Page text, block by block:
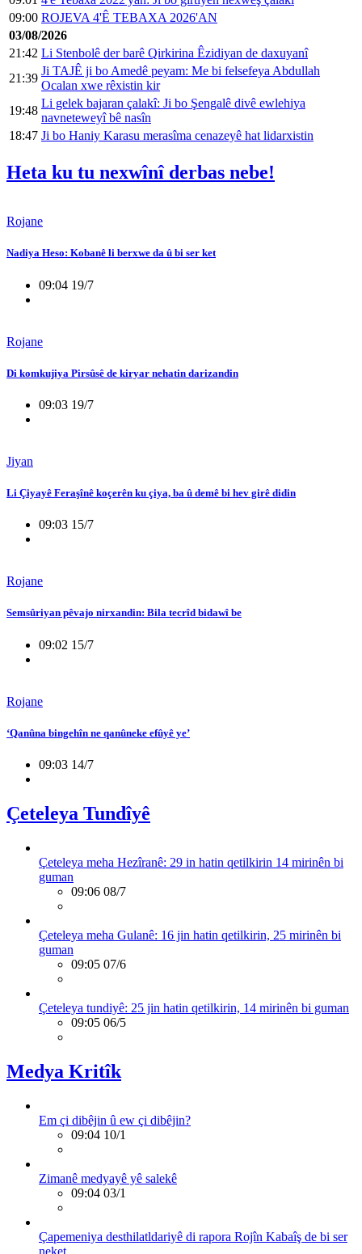
09:00 ROJEVA 4'Ê TEBAXA 2026'AN
03/08/2026
21:42 Li Stenbolê der barê Qirkirina Êzidiyan de daxuyanî
21:39
Ji TAJÊ ji bo Amedê peyam: Me bi felsefeya Abdullah
Ocalan xwe rêxistin kir
19:48
Li gelek bajaran çalakî: Ji bo Şengalê divê ewlehiya
navneteweyî bê nasîn
18:47 Ji bo Haniy Karasu merasîma cenazeyê hat lidarxistin
Heta ku tu nexwînî derbas nebe!
Rojane
Nadiya Heso: Kobanê li berxwe da û bi ser ket
09:04 19/7
Rojane
Di komkujiya Pirsûsê de kiryar nehatin darizandin
09:03 19/7
Jiyan
Li Çiyayê Feraşînê koçerên ku çiya, ba û demê bi hev girê didin
09:03 15/7
Rojane
Semsûriyan pêvajo nirxandin: Bila tecrîd bidawî be
09:02 15/7
Rojane
‘Qanûna bingehîn ne qanûneke efûyê ye’
09:03 14/7
Çeteleya Tundîyê
Çeteleya meha Hezîranê: 29 in hatin qetilkirin 14 mirinên bi
guman
09:06 08/7
Çeteleya meha Gulanê: 16 jin hatin qetilkirin, 25 mirinên bi
guman
09:05 07/6
Çeteleya tundiyê: 25 jin hatin qetilkirin, 14 mirinên bi guman
09:05 06/5
Medya Kritîk
Em çi dibêjin û ew çi dibêjin?
09:04 10/1
Zimanê medyayê yê salekê
09:04 03/1
Çapemeniya desthilatldariyê di rapora Rojîn Kabaîş de bi ser
neket